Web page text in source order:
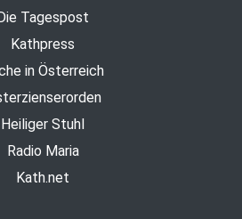
Tagespost
Kathpress
in Österreich
Heiliger Stuhl
Radio Maria
Kath.net